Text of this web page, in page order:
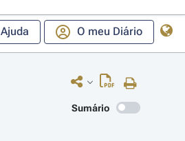
Ajuda O meu Diário
Sumário